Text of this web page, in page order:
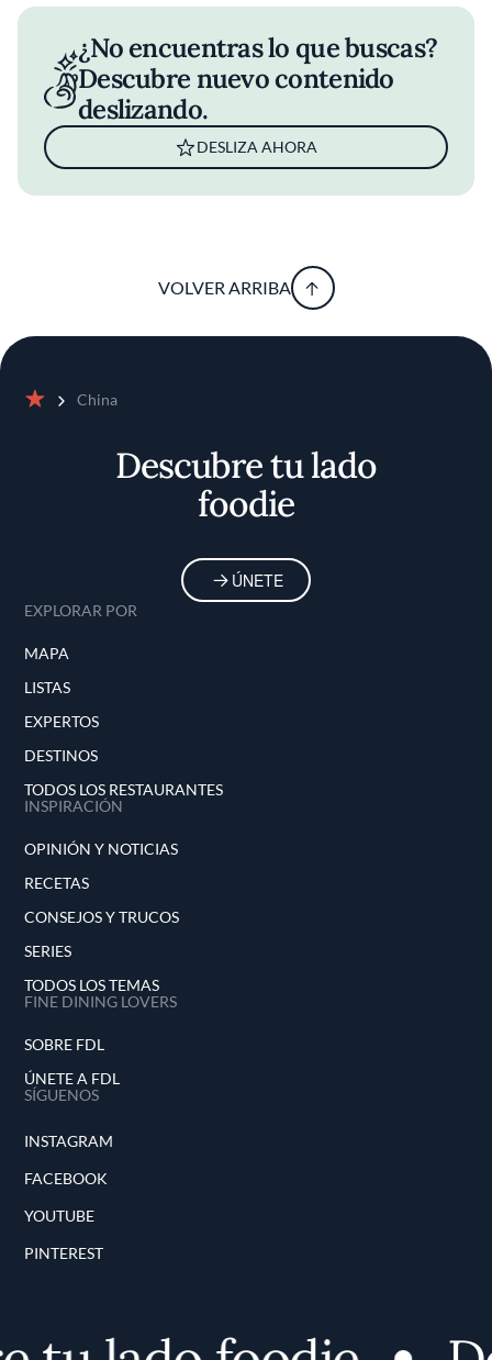
¿No encuentras lo que buscas?
Descubre nuevo contenido
deslizando.
DESLIZA AHORA
VOLVER ARRIBA
China
Descubre tu lado
foodie
ÚNETE
EXPLORAR POR
MAPA
LISTAS
EXPERTOS
DESTINOS
TODOS LOS RESTAURANTES
INSPIRACIÓN
OPINIÓN Y NOTICIAS
RECETAS
CONSEJOS Y TRUCOS
SERIES
TODOS LOS TEMAS
FINE DINING LOVERS
SOBRE FDL
ÚNETE A FDL
SÍGUENOS
INSTAGRAM
FACEBOOK
YOUTUBE
PINTEREST